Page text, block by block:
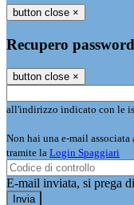
button close ×
Recupero password
button close ×
all'indirizzo indicato con le
Non hai una e-mail
tramite la Login Spaggiari
E-mail inviata, si prega